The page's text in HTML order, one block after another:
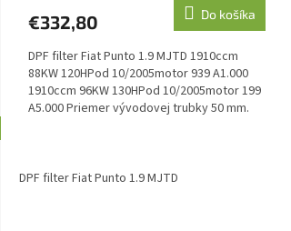
€332,80 Do košíka
DPF filter Fiat Punto 1.9 MJTD 1910ccm
88KW 120HPod 10/2005motor 939 A1.000
1910ccm 96KW 130HPod 10/2005motor 199
A5.000 Priemer vývodovej trubky 50 mm.
DPF filter Fiat Punto 1.9 MJTD